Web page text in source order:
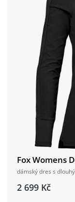
Fox Womens
dámský dres s
2 699 Kč